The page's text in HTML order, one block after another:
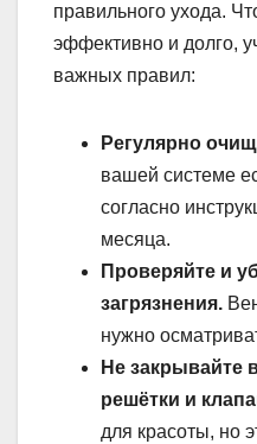
правильного ухода.
эффективно и долго,
важных правил:
Регулярно
вашей системе
согласно
месяца.
Проверяйте и
загрязнения.
нужно
Не закрывайте
решётки и
для красоты, но